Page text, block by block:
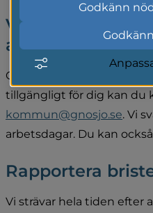
Vad kan du göra
använda delar
Om du behöver innehåll
kommun@gnosjo.se. Vi
arbetsdagar. Du kan
Rapportera
Vi strävar hela tiden efter
Godkänn